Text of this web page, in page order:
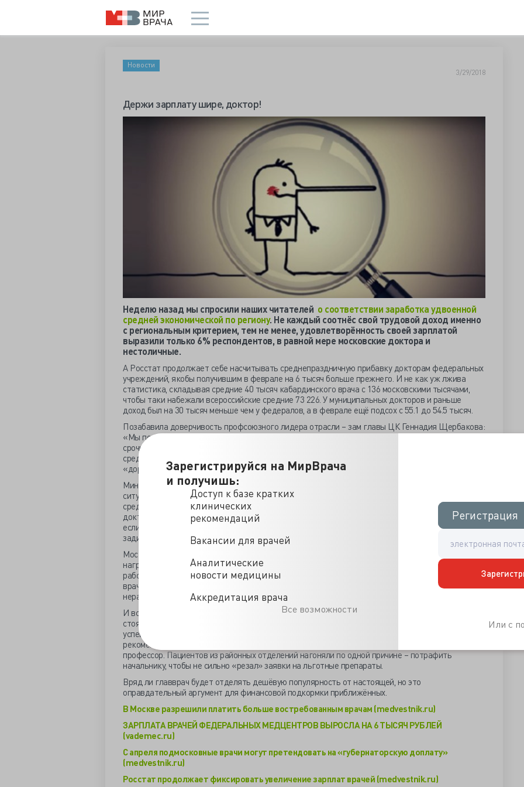
Зарегистрируйся на МирВрача
и получишь:
Доступ к базе кратких
клинических
рекомендаций
Вакансии для врачей
Аналитические
новости медицины
Аккредитация врача
Все возможности
Регистрация
Регистрация
Или с
Новости
3/29/2018
Держи зарплату шире, доктор!
Неделю назад мы спросили наших читателей о соответствии заработка удвоенной
средней экономической по региону. Не каждый соотнёс свой трудовой доход именно
с региональным критерием, тем не менее, удовлетворённость своей зарплатой
выразили только 6% респондентов, в равной мере московские доктора и
нестоличные.
А Росстат продолжает себе насчитывать среднепраздничную прибавку докторам федеральных
учреждений, якобы получившим в феврале на 6 тысяч больше прежнего. И не как уж лжива
статистика, складывая средние 40 тысяч кабардинского врача с 136 московскими тысячами,
чтобы таки набежали всероссийские средние 73 226. У муниципальных докторов и раньше
доход был на 30 тысяч меньше чем у федералов, а в феврале ещё подсох с 55.1 до 54.5 тысяч.
Позабавила доверчивость профсоюзного лидера отрасли – зам главы ЦК Геннадия Щербакова:
«Мы полагаем, что регионы сейчас обеспечивают выполнение майских указов, в том числе через
срочные премии и выплаты отдельным категориям работников. Небольшое снижение по
среднему медперсоналу, видимо, связано с тем, что по этой категории работников в целом
«дорожная карта» выполнена».
Министр здравоохранения Подмосковья Дмитрий Марков ничтоже сумняшеся нормальности
ситуации сообщил, что «специалисты без опыта работы, только что окончившие вуз, получают в
среднем около 25 тысяч рублей в месяц». Гордиться ему есть чем – с апреля некоторым
докторам грозит доплата аж в 32 тысячи за работу на участке с 1700 взрослыми и 800 детьми,
если всё это пациентское изобилие оплачивается не выше 1.25 ставки, 100%
задиспансеризованность и мизерна смертность.
Москва тоже отожгла инновацией, разрешив АПУ главврачам индивидуально платить за
нагрузку и популярность. «Потоки пациентов всегда были неравными. И «сарафанное» радио
работает лучше, чем все взятые СМИ. А когда мы предоставили больным право выбирать себе
врача, в том числе и участкового врача, мы видим, что эта нагрузка распределяется
неравномерно», - сообщил заммэра Леонид Печатников.
И всплыл в памяти самый популярный профессор столичного онкодиспансера, к которому
стояли толпы пациентов, чтобы парами и тройками раздеться и одеться без осмотра – не
успевал не то что пощупать, взгляда бросить. Помощницы в шесть рук строчили справки с
рекомендациями, ориентированными на лекарственные запасы, закупкой коих заведовал
профессор. Пациентов из районных отделений нагоняли по одной причине – потрафить
начальнику, чтобы не сильно «резал» заявки на льготные препараты.
Вряд ли главврач будет отделять дешёвую популярность от настоящей, но это
оправдательный аргумент для финансовой подкормки приближённых.
В Москве разрешили платить больше востребованным врачам (medvestnik.ru)
ЗАРПЛАТА ВРАЧЕЙ ФЕДЕРАЛЬНЫХ МЕДЦЕНТРОВ ВЫРОСЛА НА 6 ТЫСЯЧ РУБЛЕЙ
(vademec.ru)
С апреля подмосковные врачи могут претендовать на «губернаторскую доплату»
(medvestnik.ru)
Росстат продолжает фиксировать увеличение зарплат врачей (medvestnik.ru)